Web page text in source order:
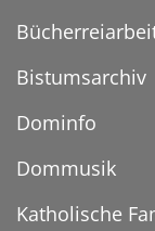
Bistumsarchiv
Dominfo
Dommusik
Katholische